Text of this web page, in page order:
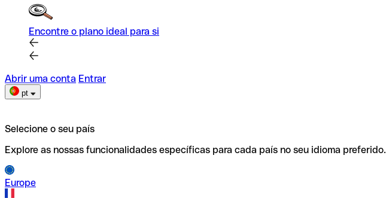
Encontre o plano ideal para si
Abrir uma conta Entrar
pt
Selecione o seu país
Explore as nossas funcionalidades específicas para cada país no seu idioma preferido.
Europe